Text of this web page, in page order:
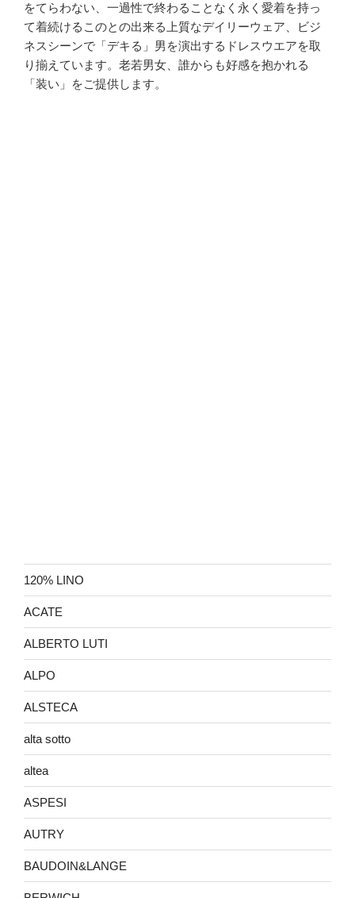
をてらわない、一過性で終わることなく永く愛着を持っ
て着続けるこのとの出来る上質なデイリーウェア、ビジ
ネスシーンで「デキる」男を演出するドレスウエアを取
り揃えています。老若男女、誰からも好感を抱かれる
「装い」をご提供します。
120% LINO
ACATE
ALBERTO LUTI
ALPO
ALSTECA
alta sotto
altea
ASPESI
AUTRY
BAUDOIN&LANGE